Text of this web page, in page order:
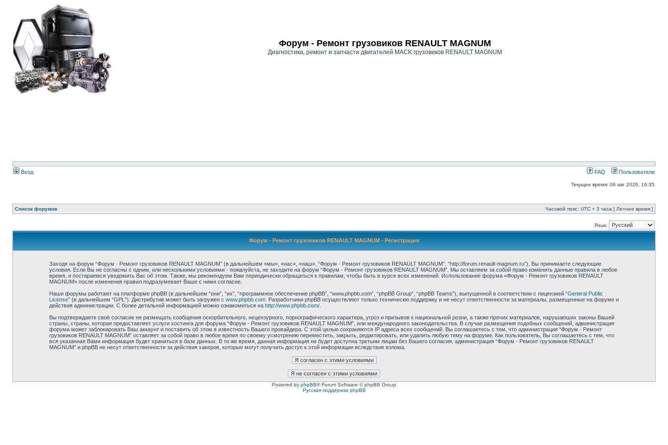
Форум - Ремонт грузовиков RENAULT MAGNUM
Диагностика, ремонт и запчасти двигателей MACK грузовиков RENAULT MAGNUM
Вход FAQ Пользователи
Текущее время: 06 авг 2026, 16:35
Список форумов Часовой пояс: UTC + 3 часа [ Летнее время ]
Язык:
Форум - Ремонт грузовиков RENAULT MAGNUM - Регистрация
Заходя на форум “Форум - Ремонт грузовиков RENAULT MAGNUM” (в дальнейшем «мы», «нас», «наш», “Форум - Ремонт грузовиков RENAULT MAGNUM”, “http://forum.renault-magnum.ru”), Вы принимаете следующие
условия. Если Вы не согласны с одним, или несколькими условиями - пожалуйста, не заходите на форум “Форум - Ремонт грузовиков RENAULT MAGNUM”. Мы оставляем за собой право изменить данные правила в любое
время, и постараемся уведомить Вас об этом. Также, мы рекомендуем Вам периодически обращаться к правилам, чтобы быть в курсе всех изменений. Использование форума «Форум - Ремонт грузовиков RENAULT
MAGNUM» после изменения правил подразумевает Ваше с ними согласие.
Наши форумы работают на платформе phpBB (в дальнейшем “они”, “их”, “программное обеспечение phpBB”, “www.phpbb.com”, “phpBB Group”, “phpBB Teams”), выпущенной в соответствии с лицензией “General Public
License” (в дальнейшем “GPL”). Дистрибутив может быть загружен с www.phpbb.com. Разработчики phpBB осуществляют только техническю поддержку и не несут ответственности за материалы, размещенные на форуме и
действия администрации. С более детальной информацией можно ознакомиться на http://www.phpbb.com/.
Вы подтверждаете своё согласие не размещать сообщения оскорбительного, нецензурного, порнографического характера, угроз и призывов к национальной розни, а также прочих материалов, нарушаюших законы Вашей
страны, страны, которая предоставляет услуги хостинга для форума “Форум - Ремонт грузовиков RENAULT MAGNUM”, или международного законодательства. В случае размещения подобных сообщений, администрация
форума может заблокировать Ваш аккаунт и поставить об этом в известность Вашего провайдера. С этой целью сохраняются IP адреса всех сообщений. Вы соглашаетесь с тем, что администрация “Форум - Ремонт
грузовиков RENAULT MAGNUM” оставляет за собой право в любое время по своему усмотрению переместить, закрыть, редактировать, или удалить любую тему на форуме. Как пользователь, Вы соглашаетесь с тем, что
вся указанная Вами информация будет храниться в базе данных. В то же время, данная информация не будет доступна третьим лицам без Вашего согласия, администрация “Форум - Ремонт грузовиков RENAULT
MAGNUM” и phpBB не несут ответственности за действия хакеров, которые могут получить доступ к этой информации вследствие взлома.
Powered by phpBB® Forum Software © phpBB Group
Русская поддержка phpBB